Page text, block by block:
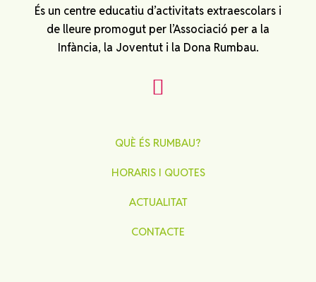
És un centre educatiu d’activitats extraescolars i
de lleure promogut per l’Associació per a la
Infància, la Joventut i la Dona Rumbau.
QUÈ ÉS RUMBAU?
HORARIS I QUOTES
ACTUALITAT
CONTACTE